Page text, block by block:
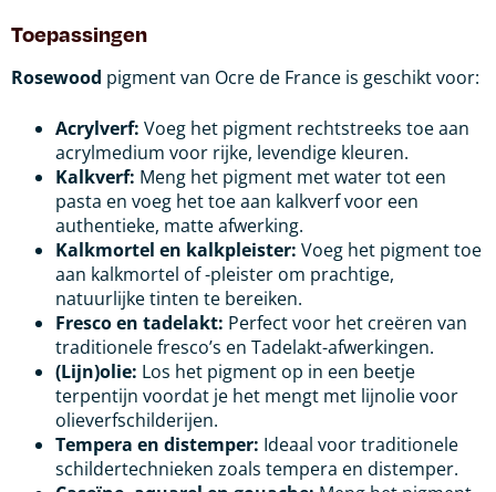
Toepassingen
Rosewood pigment van Ocre de France is geschikt voor:
Acrylverf: Voeg het pigment rechtstreeks toe aan
acrylmedium voor rijke, levendige kleuren.
Kalkverf: Meng het pigment met water tot een
pasta en voeg het toe aan kalkverf voor een
authentieke, matte afwerking.
Kalkmortel en kalkpleister: Voeg het pigment toe
aan kalkmortel of -pleister om prachtige,
natuurlijke tinten te bereiken.
Fresco en tadelakt: Perfect voor het creëren van
traditionele fresco’s en Tadelakt-afwerkingen.
(Lijn)olie: Los het pigment op in een beetje
terpentijn voordat je het mengt met lijnolie voor
olieverfschilderijen.
Tempera en distemper: Ideaal voor traditionele
schildertechnieken zoals tempera en distemper.